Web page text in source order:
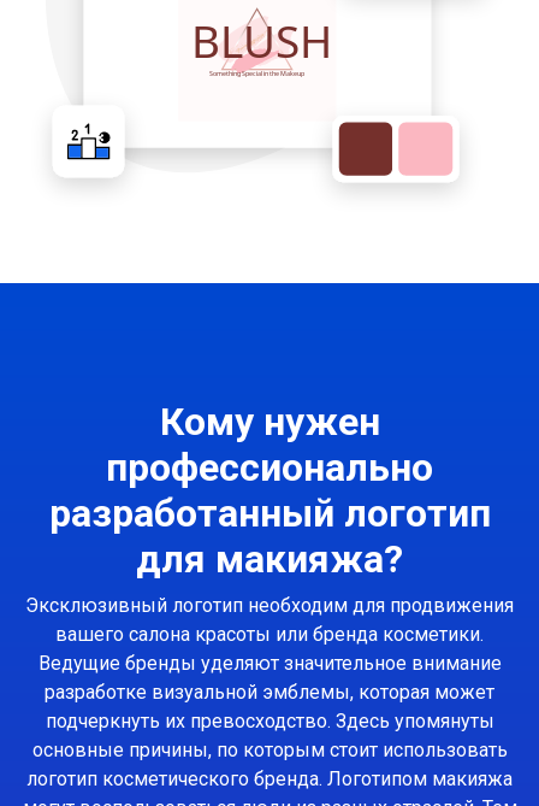
Кому нужен
профессионально
разработанный логотип
для макияжа?
Эксклюзивный логотип необходим для продвижения
вашего салона красоты или бренда косметики.
Ведущие бренды уделяют значительное внимание
разработке визуальной эмблемы, которая может
подчеркнуть их превосходство. Здесь упомянуты
основные причины, по которым стоит использовать
логотип косметического бренда. Логотипом макияжа